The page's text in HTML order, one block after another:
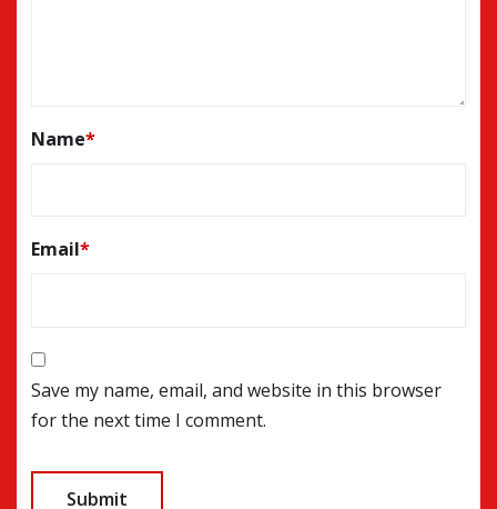
Name*
Email*
Save my name, email, and website in this browser
for the next time I comment.